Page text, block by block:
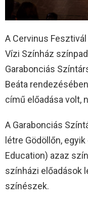
A Cervinus
Vízi Színház
Garabonciás
Beáta
című előadása volt,
A Garabonciás
létre Gödöllőn,
Education) azaz
színházi előadások
színészek.